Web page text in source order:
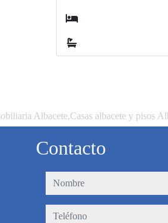
Albacete,Casas albacete y pisos
Contacto
nombre
teléfono